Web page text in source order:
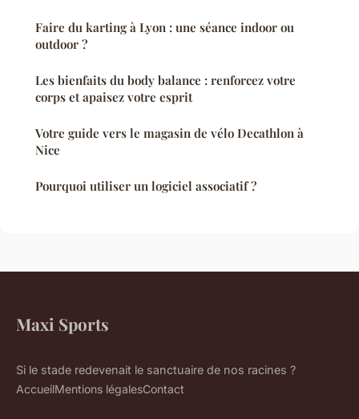
Faire du karting à Lyon : une séance indoor ou
outdoor ?
Les bienfaits du body balance : renforcez votre
corps et apaisez votre esprit
Votre guide vers le magasin de vélo Decathlon à
Nice
Pourquoi utiliser un logiciel associatif ?
Maxi Sports
Si le stade redevenait le sanctuaire de nos racines ?
AccueilMentions légalesContact